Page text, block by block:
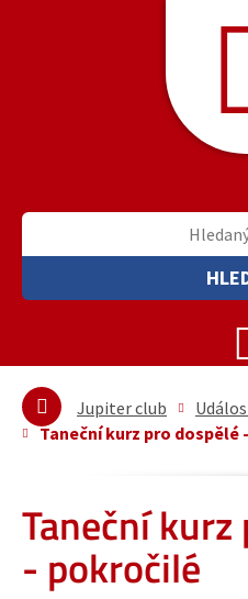
Jupiter club
Taneční kurz pro dospělé
Taneční
- pokročilé